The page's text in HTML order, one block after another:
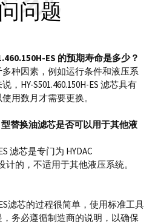
问题
ES 的预期寿命是多少？
种因素，例如运行条件和液压系
HY-S501.460.150H-ES 滤芯具有
用数月才需要更换。
型替换油滤芯是否可以用于其他液
滤芯是专门为 HYDAC
计的，不适用于其他液压系统。
ES滤芯的过程很简单，使用标准工具
务必遵循制造商的说明，以确保